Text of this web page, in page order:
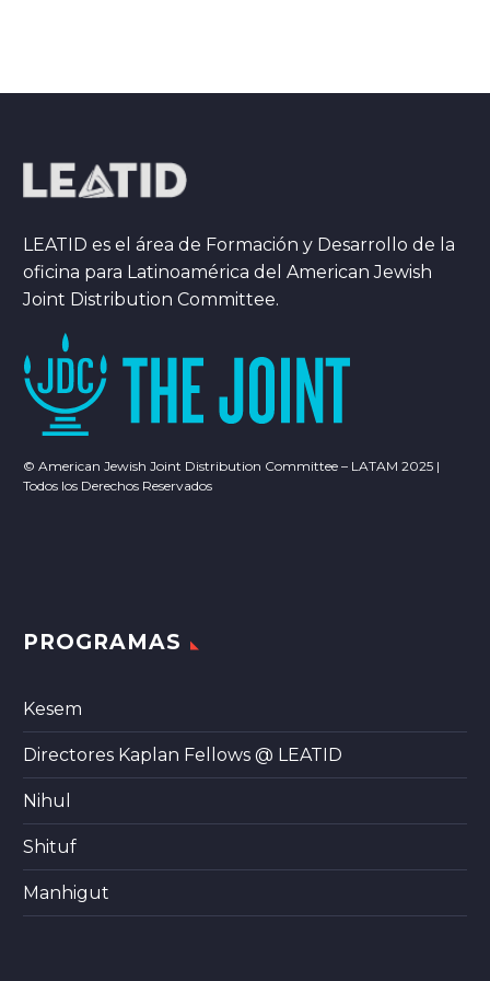
LEATID es el área de Formación y Desarrollo de la
oficina para Latinoamérica del American Jewish
Joint Distribution Committee.
© American Jewish Joint Distribution Committee – LATAM 2025 |
Todos los Derechos Reservados
PROGRAMAS
Kesem
Directores Kaplan Fellows @ LEATID
Nihul
Shituf
Manhigut